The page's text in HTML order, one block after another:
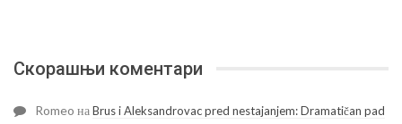
Скорашњи коментари
Romeo наBrus i Aleksandrovac pred nestajanjem: Dramatičan pad